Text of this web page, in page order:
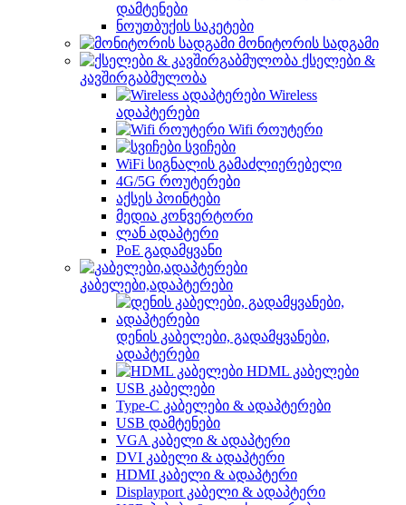
დამტენები
ნოუთბუქის საკეტები
მონიტორის სადგამი
ქსელები &
კავშირგაბმულობა
Wireless
ადაპტერები
Wifi როუტერი
სვიჩები
WiFi სიგნალის გამაძლიერებელი
4G/5G როუტერები
აქსეს პოინტები
მედია კონვერტორი
ლან ადაპტერი
PoE გადამყვანი
კაბელები,ადაპტერები
დენის კაბელები, გადამყვანები,
ადაპტერები
HDML კაბელები
USB კაბელები
Type-C კაბელები & ადაპტერები
USB დამტენები
VGA კაბელი & ადაპტერი
DVI კაბელი & ადაპტერი
HDMI კაბელი & ადაპტერი
Displayport კაბელი & ადაპტერი